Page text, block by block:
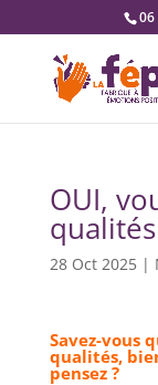
06
OUI,
qualités
28 Oct 2025|
Savez-vous
qualités,
pensez ?